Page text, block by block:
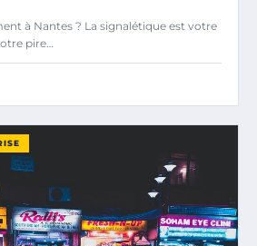
à Nantes ? La signalétique est votre
pire…